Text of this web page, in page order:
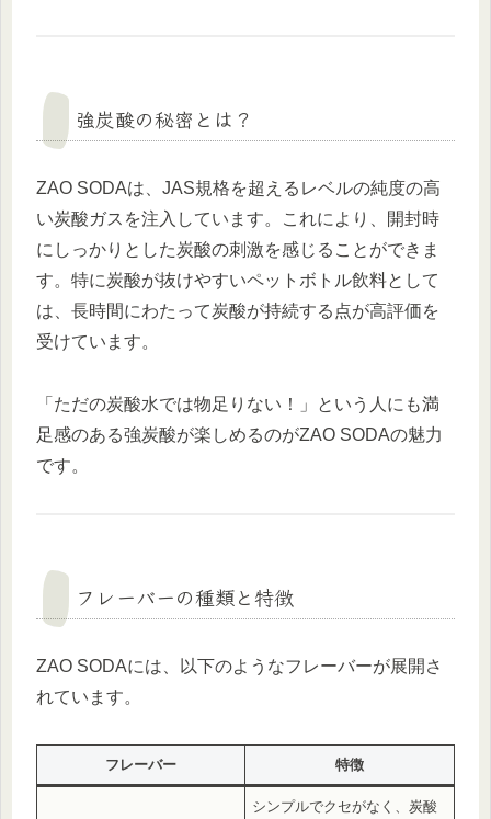
強炭酸の秘密とは？
ZAO SODAは、JAS規格を超えるレベルの純度の高
い炭酸ガスを注入しています。これにより、開封時
にしっかりとした炭酸の刺激を感じることができま
す。特に炭酸が抜けやすいペットボトル飲料として
は、長時間にわたって炭酸が持続する点が高評価を
受けています。
「ただの炭酸水では物足りない！」という人にも満
足感のある強炭酸が楽しめるのがZAO SODAの魅力
です。
フレーバーの種類と特徴
ZAO SODAには、以下のようなフレーバーが展開さ
れています。
フレーバー 特徴
シンプルでクセがなく、炭酸